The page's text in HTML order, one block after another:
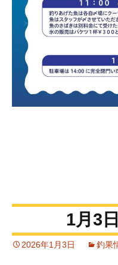
1月3
2026年1月3日 釣果